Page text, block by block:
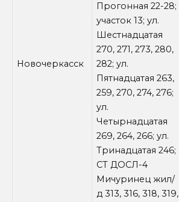
Новочеркасск
Прогонная 22-28;
участок 13; ул.
Шестнадцатая
270, 271, 273, 280,
282; ул.
Пятнадцатая 263,
259, 270, 274, 276;
ул.
Четырнадцатая
269, 264, 266; ул.
Тринадцатая 246;
СТ ДОСЛ-4
Мичуринец жил/
д 313, 316, 318, 319,